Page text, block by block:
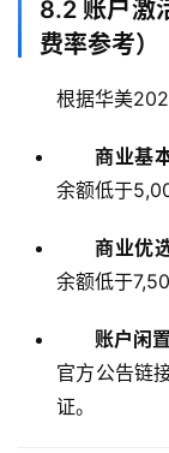
8.2 账户激
费率参考）
根据华美
商业基
余额低于
商业优
余额低于
账户闲
官方公告链
证。